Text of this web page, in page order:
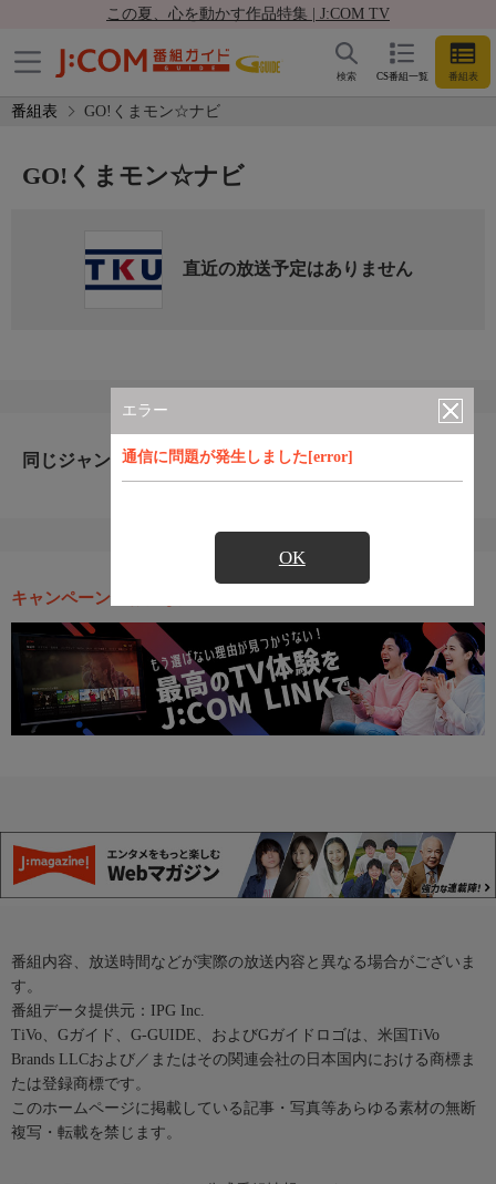
この夏、心を動かす作品特集 | J:COM TV
CS番組一覧 番組表
検索
番組表 GO!くまモン☆ナビ
エラー
通信に問題が発生しました[error]
OK
GO!くまモン☆ナビ
直近の放送予定はありません
同じジャンルのおすすめ番組
キャンペーン・お得な情報
番組内容、放送時間などが実際の放送内容と異なる場合がございま
す。
番組データ提供元：IPG Inc.
TiVo、Gガイド、G-GUIDE、およびGガイドロゴは、米国TiVo
Brands LLCおよび／またはその関連会社の日本国内における商標ま
たは登録商標です。
このホームページに掲載している記事・写真等あらゆる素材の無断
複写・転載を禁じます。